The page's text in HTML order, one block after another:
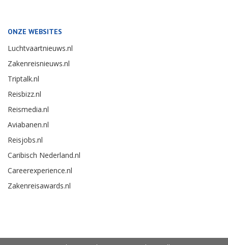
ONZE WEBSITES
Luchtvaartnieuws.nl
Zakenreisnieuws.nl
Triptalk.nl
Reisbizz.nl
Reismedia.nl
Aviabanen.nl
Reisjobs.nl
Caribisch Nederland.nl
Careerexperience.nl
Zakenreisawards.nl